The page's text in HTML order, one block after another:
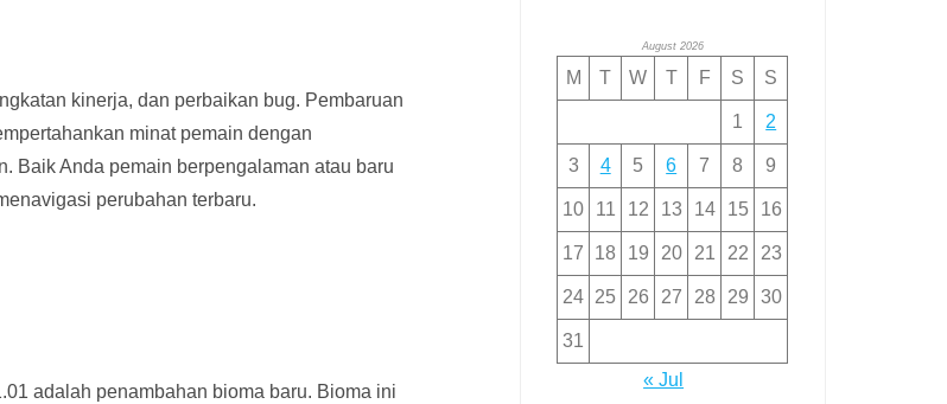
kinerja, dan perbaikan bug. Pembaruan
minat pemain dengan
Baik Anda pemain berpengalaman atau baru
perubahan terbaru.
adalah penambahan bioma baru. Bioma ini
August 2026
M T W T F S S
1 2
3 4 5 6 7 8 9
10 11 12 13 14 15 16
17 18 19 20 21 22 23
24 25 26 27 28 29 30
31
« Jul